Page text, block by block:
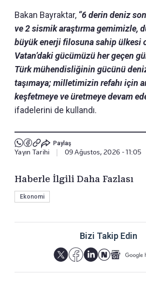
Bakan Bayraktar, “6 derin deniz
ve 2 sismik araştırma gemimizle,
büyük enerji filosuna sahip ülkesi
Vatan’daki gücümüzü her geçen
Türk mühendisliğinin gücünü
taşımaya; milletimizin refahı için
keşfetmeye ve üretmeye devam
ifadelerini de kullandı.
Paylaş
Yayın Tarihi 09 Ağustos, 2026 - 11:05
Haberle İlgili Daha Fazlası
Ekonomi
Bizi Takip Edin